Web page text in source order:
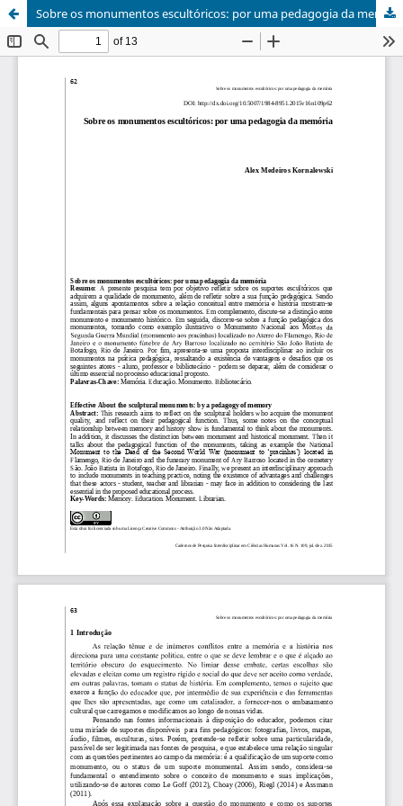
Sobre os monumentos escultóricos: por uma pedagogia da memória